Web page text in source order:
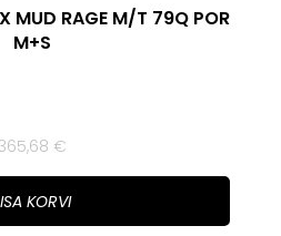
MUD RAGE M/T 79Q POR
M+S
€
KORVI